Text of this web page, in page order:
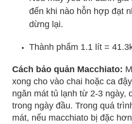
đến khi nào hỗn hợp đạt
dừng lại.
Thành phẩm 1.1 lít =
Cách bảo quản Macchiato:
xong cho vào chai hoặc ca
ngăn mát tủ lạnh từ 2-3 ngày,
trong ngày đầu. Trong quá
mát, nếu macchiato bị đặc